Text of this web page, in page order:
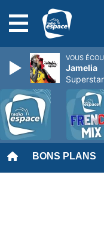
BONS PLANS
VOUS
Jamelia
Superstar